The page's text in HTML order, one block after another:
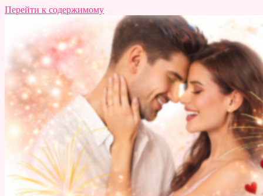
Перейти к содержимому